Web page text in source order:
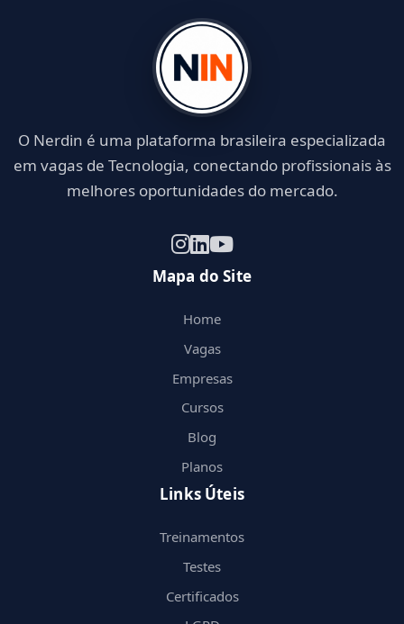
O Nerdin é uma plataforma brasileira especializada
em vagas de Tecnologia, conectando profissionais às
melhores oportunidades do mercado.
Mapa do Site
Home
Vagas
Empresas
Cursos
Blog
Planos
Links Úteis
Treinamentos
Testes
Certificados